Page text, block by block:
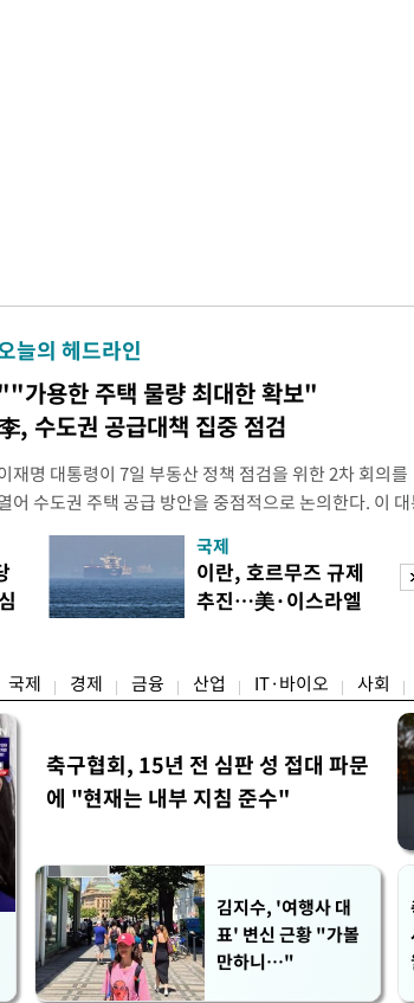
늘의 헤드라인
가용한 주택 물량 최대한 확보"
, 수도권 공급대책 집중 점검
재명 대통령이 7일 부동산 정책 점검을 위한 2차 회의를
어 수도권 주택 공급 방안을 중점적으로 논의한다. 이
령은 이날 오후 2시 청와대에서 부동산 정책 점검 2차 회의
비공개로 주재한다. 지난 3일 부동산·주식 시장 점검 비
개 회의에서 "가용한 주택 공급 물량을 최대한 확보하
라"고 지시한 지 나흘 만이다. 앞서 이 대통령은 1차
국제
이란, 호르무즈 규제
추진…美·이스라엘
국제 경제 금융 산업 IT·바이오 사회
축구협회, 15년 전 심판 성 접대 파문
에 "현재는 내부 지침 준수"
김지수, '여행사 대
표' 변신 근황 "가볼
만하니…"